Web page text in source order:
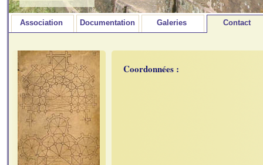
Association Documentation Galeries Contact
Coordonnées :